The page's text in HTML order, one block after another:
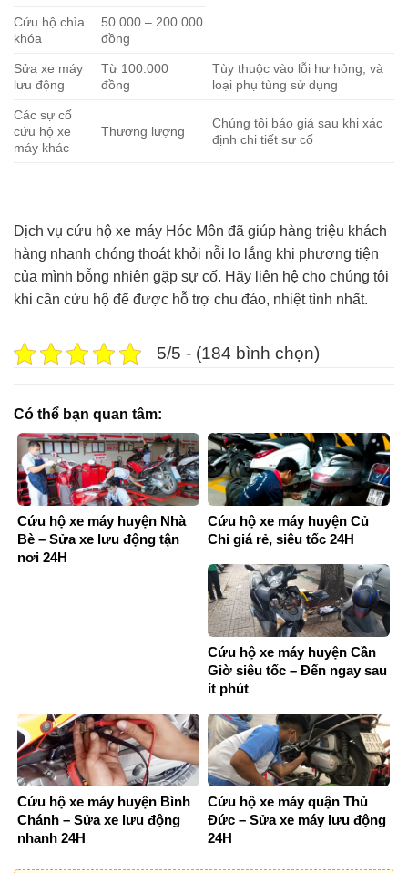
Cứu hộ chìa
khóa
50.000 – 200.000
đồng
Sửa xe máy
lưu động
Từ 100.000
đồng
Tùy thuộc vào lỗi hư hỏng, và
loại phụ tùng sử dụng
Các sự cố
cứu hộ xe
máy khác
Thương lượng
Chúng tôi báo giá sau khi xác
định chi tiết sự cố
Dịch vụ cứu hộ xe máy Hóc Môn đã giúp hàng triệu khách
hàng nhanh chóng thoát khỏi nỗi lo lắng khi phương tiện
của mình bỗng nhiên gặp sự cố. Hãy liên hệ cho chúng tôi
khi cần cứu hộ để được hỗ trợ chu đáo, nhiệt tình nhất.
5/5 - (184 bình chọn)
Có thể bạn quan tâm:
Cứu hộ xe máy huyện Nhà
Bè – Sửa xe lưu động tận
nơi 24H
Cứu hộ xe máy huyện Củ
Chi giá rẻ, siêu tốc 24H
Cứu hộ xe máy huyện Cần
Giờ siêu tốc – Đến ngay sau
ít phút
Cứu hộ xe máy huyện Bình
Chánh – Sửa xe lưu động
nhanh 24H
Cứu hộ xe máy quận Thủ
Đức – Sửa xe máy lưu động
24H